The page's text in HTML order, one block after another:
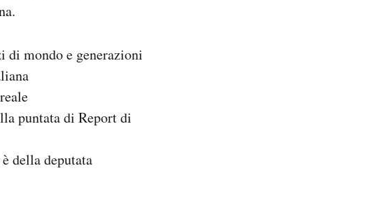
di mondo e generazioni
puntata di Report di
della deputata